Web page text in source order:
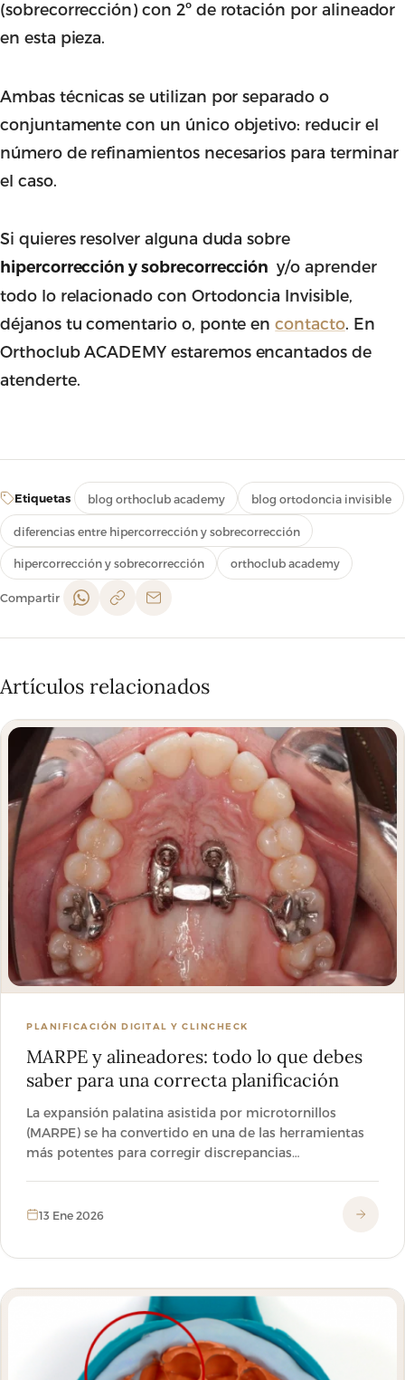
(sobrecorrección) con 2º de rotación por alineador
en esta pieza.
Ambas técnicas se utilizan por separado o
conjuntamente con un único objetivo: reducir el
número de refinamientos necesarios para terminar
el caso.
Si quieres resolver alguna duda sobre
hipercorrección y sobrecorrección y/o aprender
todo lo relacionado con Ortodoncia Invisible,
déjanos tu comentario o, ponte encontacto. En
Orthoclub ACADEMY estaremos encantados de
atenderte.
Etiquetas blog orthoclub academy blog ortodoncia invisible
diferencias entre hipercorrección y sobrecorrección
hipercorrección y sobrecorrección orthoclub academy
Compartir
Artículos relacionados
PLANIFICACIÓN DIGITAL Y CLINCHECK
MARPE y alineadores: todo lo que debes
saber para una correcta planificación
La expansión palatina asistida por microtornillos
(MARPE) se ha convertido en una de las herramientas
más potentes para corregir discrepancias…
13 Ene 2026